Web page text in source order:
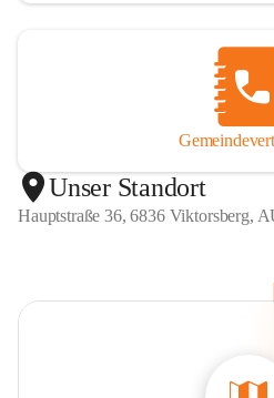
Unser Standort
Hauptstraße 36, 6836 Viktorsberg,